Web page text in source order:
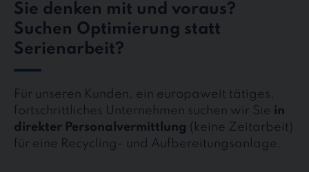
Sie denken mit und voraus?
Suchen Optimierung statt
Serienarbeit?
Für unseren Kunden, ein europaweit tätiges,
fortschrittliches Unternehmen suchen wir Sie in
direkter Personalvermittlung (keine Zeitarbeit)
für eine Recycling- und Aufbereitungsanlage.